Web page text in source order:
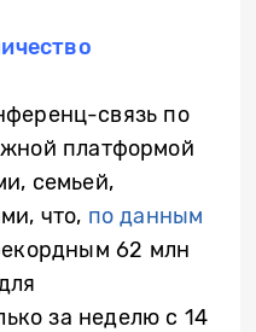
связь по
платформой
семьей,
что, по данным
62 млн
за неделю с 14